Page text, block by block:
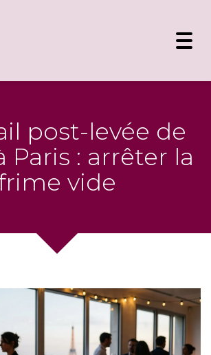
post-levée de
Paris : arrêter la
vide